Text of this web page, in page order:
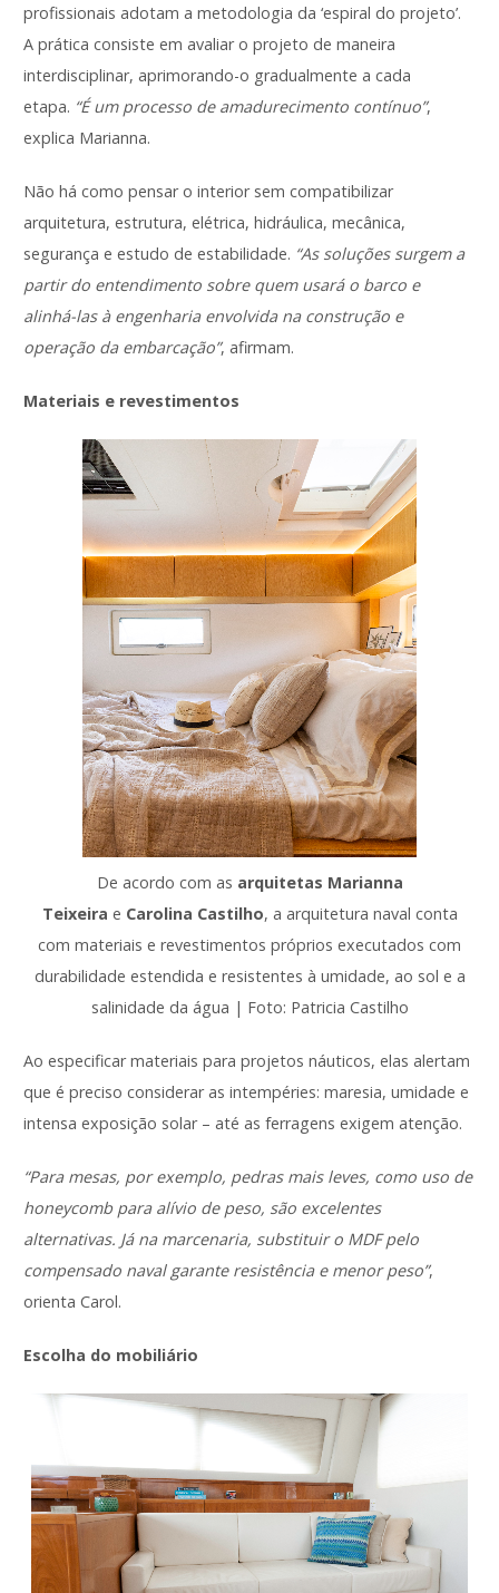
profissionais adotam a metodologia da ‘espiral do projeto’.
A prática consiste em avaliar o projeto de maneira
interdisciplinar, aprimorando-o gradualmente a cada
etapa. “É um processo de amadurecimento contínuo”,
explica Marianna.
Não há como pensar o interior sem compatibilizar
arquitetura, estrutura, elétrica, hidráulica, mecânica,
segurança e estudo de estabilidade. “As soluções surgem a
partir do entendimento sobre quem usará o barco e
alinhá-las à engenharia envolvida na construção e
operação da embarcação”, afirmam.
Materiais e revestimentos
De acordo com as arquitetas Marianna
Teixeira e Carolina Castilho, a arquitetura naval conta
com materiais e revestimentos próprios executados com
durabilidade estendida e resistentes à umidade, ao sol e a
salinidade da água | Foto: Patricia Castilho
Ao especificar materiais para projetos náuticos, elas alertam
que é preciso considerar as intempéries: maresia, umidade e
intensa exposição solar – até as ferragens exigem atenção.
“Para mesas, por exemplo, pedras mais leves, como uso de
honeycomb para alívio de peso, são excelentes
alternativas. Já na marcenaria, substituir o MDF pelo
compensado naval garante resistência e menor peso”,
orienta Carol.
Escolha do mobiliário